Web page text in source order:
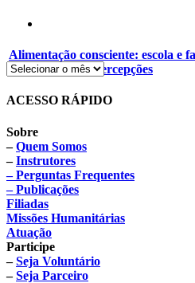
Alimentação consciente: escola e
novos hábitos e percepções
ACESSO RÁPIDO
Sobre
–Quem Somos
–Instrutores
– Perguntas Frequentes
– Publicações
Filiadas
Missões Humanitárias
Atuação
Participe
–Seja Voluntário
–Seja Parceiro